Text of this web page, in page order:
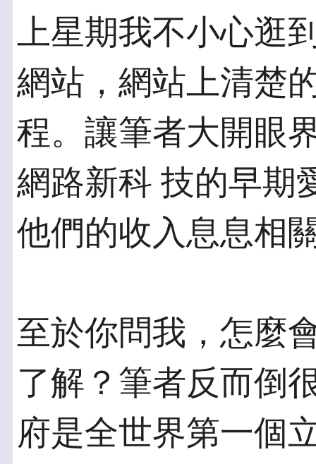
上星期我不小心逛
網站，網站上清楚
程。讓筆者大開眼
網路新科 技的早期
他們的收入息息相
至於你問我，怎麼
了解？筆者反而倒
府是全世界第一個